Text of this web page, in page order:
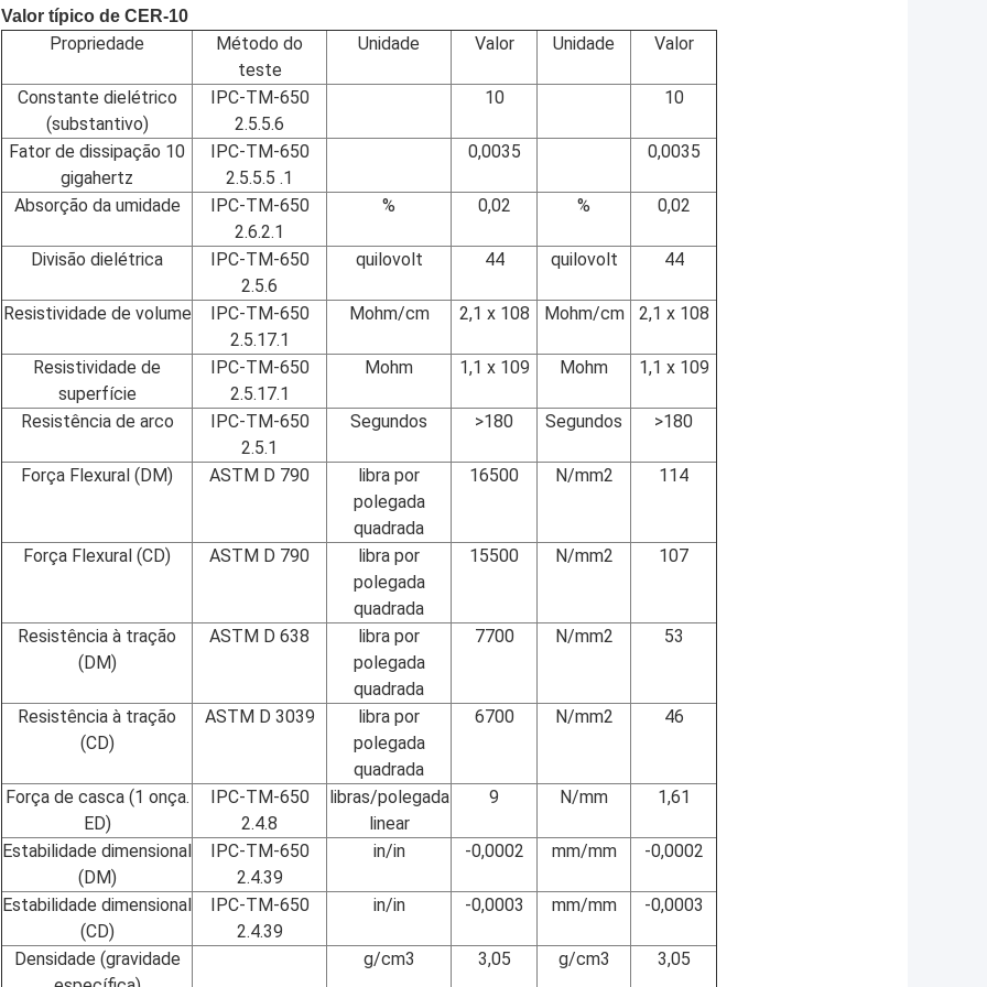
Valor típico de CER-10
Propriedade
Método do
teste
Unidade Valor Unidade Valor
Constante dielétrico
(substantivo)
IPC-TM-650
2.5.5.6
10 10
Fator de dissipação 10
gigahertz
IPC-TM-650
2.5.5.5 .1
0,0035 0,0035
Absorção da umidade
IPC-TM-650
2.6.2.1
% 0,02 % 0,02
Divisão dielétrica
IPC-TM-650
2.5.6
quilovolt 44 quilovolt 44
Resistividade de volume
IPC-TM-650
2.5.17.1
Mohm/cm 2,1 x 108 Mohm/cm 2,1 x 108
Resistividade de
superfície
IPC-TM-650
2.5.17.1
Mohm 1,1 x 109 Mohm 1,1 x 109
Resistência de arco
IPC-TM-650
2.5.1
Segundos >180 Segundos >180
Força Flexural (DM) ASTM D 790
libra por
polegada
quadrada
16500 N/mm2 114
Força Flexural (CD) ASTM D 790
libra por
polegada
quadrada
15500 N/mm2 107
Resistência à tração
(DM)
ASTM D 638
libra por
polegada
quadrada
7700 N/mm2 53
Resistência à tração
(CD)
ASTM D 3039
libra por
polegada
quadrada
6700 N/mm2 46
Força de casca (1 onça.
ED)
IPC-TM-650
2.4.8
libras/polegada
linear
9 N/mm 1,61
Estabilidade dimensional
(DM)
IPC-TM-650
2.4.39
in/in -0,0002 mm/mm -0,0002
Estabilidade dimensional
(CD)
IPC-TM-650
2.4.39
in/in -0,0003 mm/mm -0,0003
Densidade (gravidade
g/cm3 3,05 g/cm3 3,05